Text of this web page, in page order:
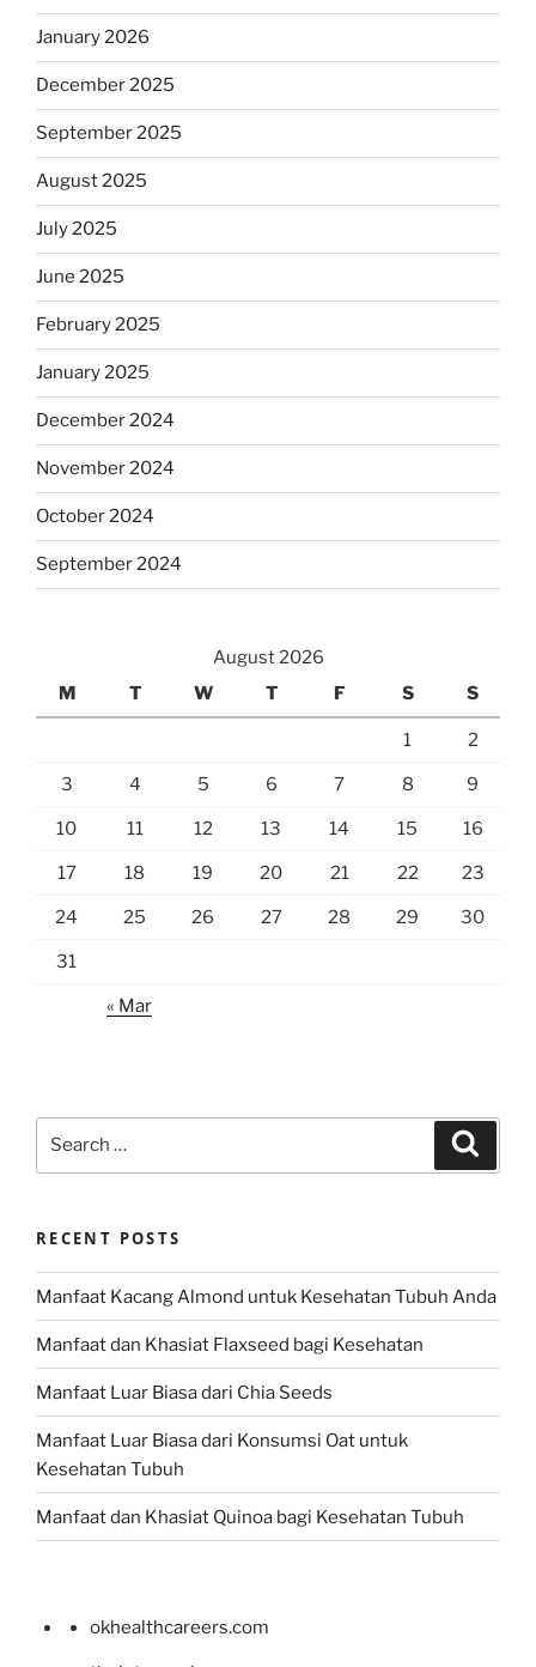
January 2026
December 2025
September 2025
August 2025
July 2025
June 2025
February 2025
January 2025
December 2024
November 2024
October 2024
September 2024
August 2026
M
T W T F S S
1 2
3 4 5 6 7 8 9
10 11 12 13 14 15 16
17 18 19 20 21 22 23
24 25 26 27 28 29 30
31
« Mar
RECENT POSTS
Manfaat Kacang Almond untuk Kesehatan Tubuh Anda
Manfaat dan Khasiat Flaxseed bagi Kesehatan
Manfaat Luar Biasa dari Chia Seeds
Manfaat Luar Biasa dari Konsumsi Oat untuk
Kesehatan Tubuh
Manfaat dan Khasiat Quinoa bagi Kesehatan Tubuh
okhealthcareers.com